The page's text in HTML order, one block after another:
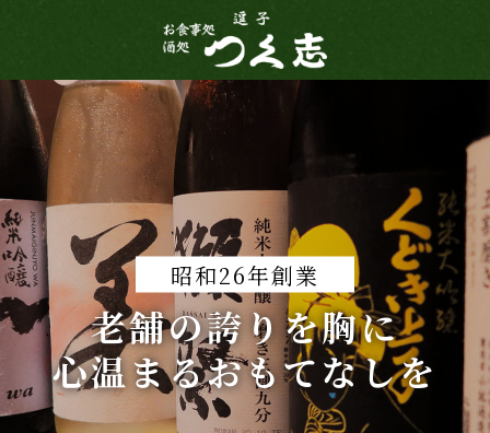
昭和26年創業
老舗の誇りを胸に
心温まるおもてなしを